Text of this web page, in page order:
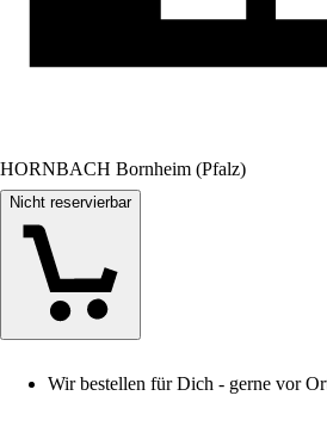
HORNBACH Bornheim (Pfalz)
Nicht reservierbar
Wir bestellen für Dich - gerne vor